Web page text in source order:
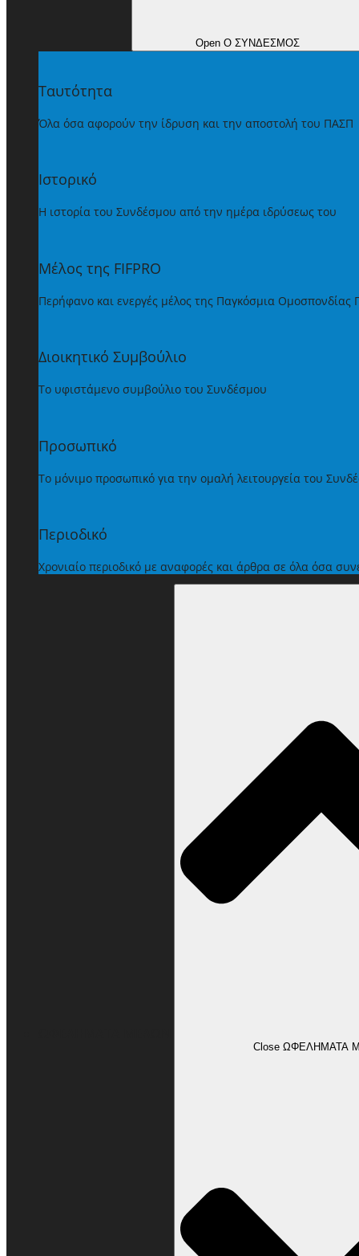
Open Ο ΣΥΝΔΕΣΜΟΣ
Ταυτότητα
Όλα όσα αφορούν την ίδρυση και την αποστολή του ΠΑΣΠ
Ιστορικό
Η ιστορία του Συνδέσμου από την ημέρα ιδρύσεως του
Μέλος της FIFPRO
Περήφανο και ενεργές μέλος της Παγκόσμια Ομοσπονδίας
Διοικητικό Συμβούλιο
Το υφιστάμενο συμβούλιο του Συνδέσμου
Προσωπικό
Το μόνιμο προσωπικό για την ομαλή λειτουργεία του
Περιοδικό
Χρονιαίο περιοδικό με αναφορές και άρθρα σε όλα όσα
Close ΩΦΕΛΗΜΑΤΑ